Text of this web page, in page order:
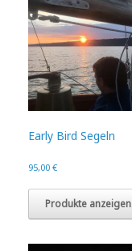
Early Bird Segeln
95,00 €
Produkte anzeigen